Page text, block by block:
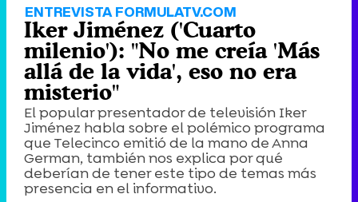
ENTREVISTA FORMULATV.COM
Iker Jiménez ('Cuarto
milenio'): "No me creía 'Más
allá de la vida', eso no era
misterio"
El popular presentador de televisión Iker
Jiménez habla sobre el polémico programa
que Telecinco emitió de la mano de Anna
German, también nos explica por qué
deberían de tener este tipo de temas más
presencia en el informativo.